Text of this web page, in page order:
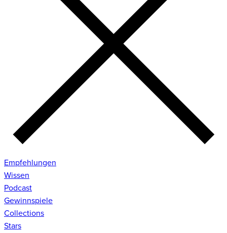
Empfehlungen
Wissen
Podcast
Gewinnspiele
Collections
Stars